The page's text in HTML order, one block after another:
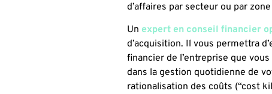
d’affaires par secteur ou par
Un expert en conseil financier
d’acquisition. Il vous permettra
financier de l’entreprise que
dans la gestion quotidienne de
rationalisation des coûts (“cost